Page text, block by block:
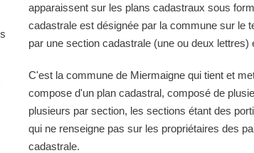
apparaissent sur les plans cadastraux sous
cadastrale est désignée par la commune sur le
par une section cadastrale (une ou deux lettres)
C'est la commune de Miermaigne qui tient et
compose d'un plan cadastral, composé de
plusieurs par section, les sections étant des
qui ne renseigne pas sur les propriétaires des
cadastrale.